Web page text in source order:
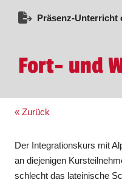
Präsenz-Unterricht
Fort- und
« Zurück
Der Integrationskurs mit
an diejenigen
schlecht das lateinische